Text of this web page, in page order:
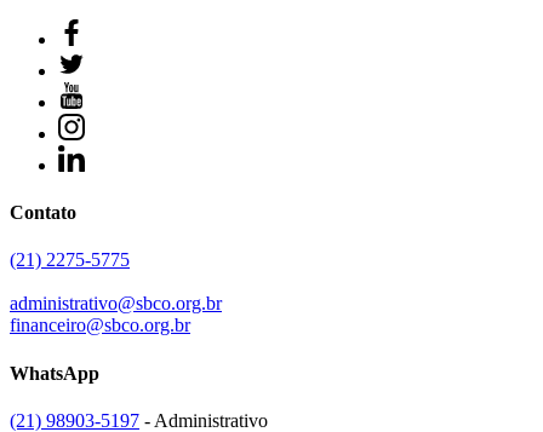
Contato
(21) 2275-5775
administrativo@sbco.org.br
financeiro@sbco.org.br
WhatsApp
(21) 98903-5197 - Administrativo